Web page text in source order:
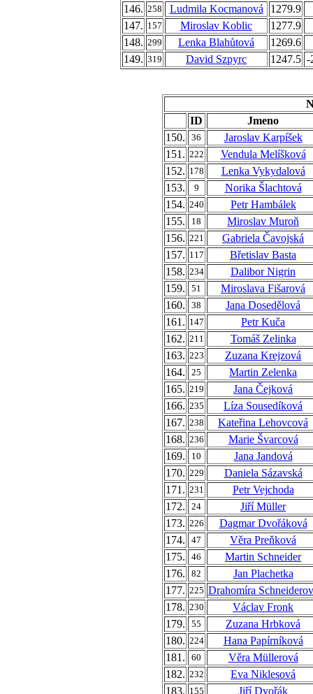
146. 258 Ludmila Kocmanová
1279.9
147. 157 Miroslav Koblic
1277.9
148. 299 Lenka Blahůtová
1269.6
149. 319 David Szpyrc 1247.5 -
ID
Jmeno
150.
36
Jaroslav Karpíšek
151. 222
Vendula Melíšková
152. 178
Lenka Vykydalová
153.
9
Norika Šlachtová
154. 240
Petr Hambálek
155.
18
Miroslav Muroň
156. 221
Gabriela Čavojská
157. 117
Břetislav Basta
158. 234
Dalibor Nigrin
159.
51
Miroslava Fišarová
160.
38
Jana Dosedělová
161. 147
Petr Kuča
162. 211
Tomáš Zelinka
163. 223
Zuzana Krejzová
164.
25
Martin Zelenka
165. 219
Jana Čejková
166. 235
Líza Sousedíková
167. 238
Kateřina Lehovcová
168. 236
Marie Švarcová
169.
10
Jana Jandová
170. 229
Daniela Sázavská
171. 231
Petr Vejchoda
172.
24
Jiří Müller
173. 226
Dagmar Dvořáková
174.
47
Věra Preňková
175.
46
Martin Schneider
176.
82
Jan Plachetka
177. 225 Drahomíra
178. 230
Václav Fronk
179.
55
Zuzana Hrbková
180. 224
Hana Papírníková
181.
60
Věra Müllerová
182. 232
Eva Niklesová
183. 155
Jiří Dvořák